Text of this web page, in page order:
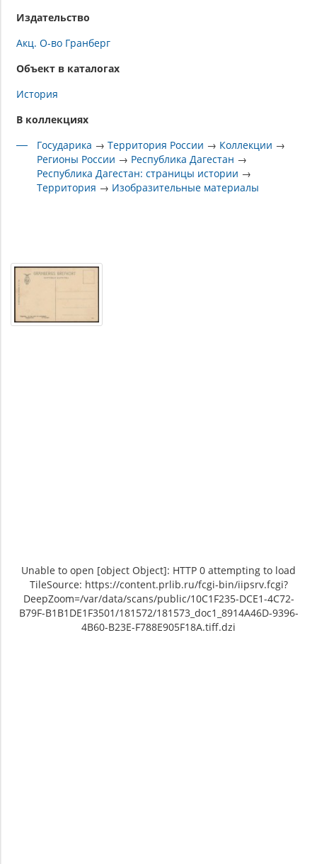
Издательство
Акц. О-во Гранберг
Объект в каталогах
История
В коллекциях
Государика →Территория России → Коллекции →
Регионы России → Республика Дагестан →
Республика Дагестан: страницы истории →
Территория → Изобразительные материалы
Unable to open [object Object]: HTTP 0 attempting to load
TileSource: https://content.prlib.ru/fcgi-bin/iipsrv.fcgi?
DeepZoom=/var/data/scans/public/10C1F235-DCE1-4C72-
B79F-B1B1DE1F3501/181572/181573_doc1_8914A46D-9396-
4B60-B23E-F788E905F18A.tiff.dzi